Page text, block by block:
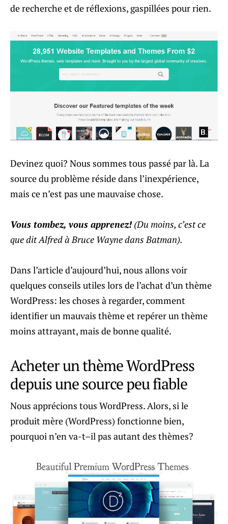
de recherche et de réflexions, gaspillées pour rien.
Devinez quoi? Nous sommes tous passé par là. La
source du problème réside dans l’inexpérience,
mais ce n’est pas une mauvaise chose.
Vous tombez, vous apprenez!(Du moins, c’est ce
que dit Alfred à Bruce Wayne dans Batman).
Dans l’article d’aujourd’hui, nous allons voir
quelques conseils utiles lors de l’achat d’un thème
WordPress: les choses à regarder, comment
identifier un mauvais thème et repérer un thème
moins attrayant, mais de bonne qualité.
Acheter un thème WordPress
depuis une source peu fiable
Nous apprécions tous WordPress. Alors, si le
produit mère (WordPress) fonctionne bien,
pourquoi n’en va-t–il pas autant des thèmes?